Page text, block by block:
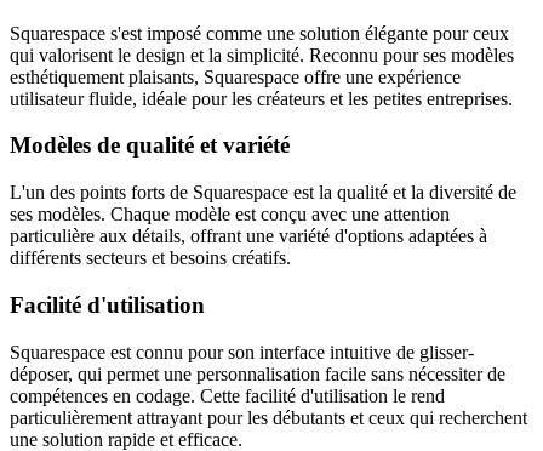
Squarespace s'est imposé comme une solution élégante pour ceux
qui valorisent le design et la simplicité. Reconnu pour ses modèles
esthétiquement plaisants, Squarespace offre une expérience
utilisateur fluide, idéale pour les créateurs et les petites entreprises.
Modèles de qualité et variété
L'un des points forts de Squarespace est la qualité et la diversité de
ses modèles. Chaque modèle est conçu avec une attention
particulière aux détails, offrant une variété d'options adaptées à
différents secteurs et besoins créatifs.
Facilité d'utilisation
Squarespace est connu pour son interface intuitive de glisser-
déposer, qui permet une personnalisation facile sans nécessiter de
compétences en codage. Cette facilité d'utilisation le rend
particulièrement attrayant pour les débutants et ceux qui recherchent
une solution rapide et efficace.